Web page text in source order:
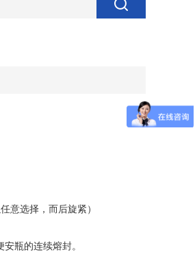
意选择，而后旋紧）
瓶的连续熔封。